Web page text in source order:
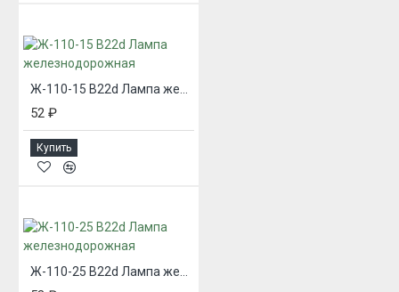
Ж-110-15 В22d Лампа железнодорожная
52 ₽
Купить